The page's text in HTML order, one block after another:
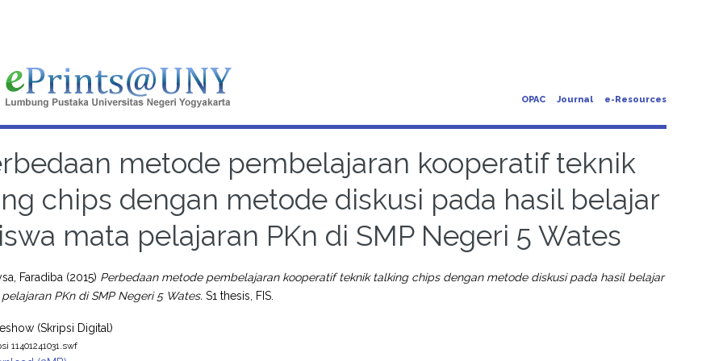
OPAC Journal e-Resources
metode pembelajaran kooperatif teknik
chips dengan metode diskusi pada hasil belajar
mata pelajaran PKn di SMP Negeri 5 Wates
Faradiba (2015) Perbedaan metode pembelajaran kooperatif teknik talking chips dengan metode diskusi pada hasil belajar
PKn di SMP Negeri 5 Wates. S1 thesis, FIS.
(Skripsi Digital)
11401241031.swf